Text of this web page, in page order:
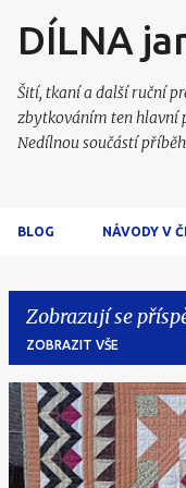
DÍLNA
Šití, tkaní a další ruční
zbytkováním ten hlavní
Nedílnou součástí
BLOG NÁVODY V
Zobrazují se
ZOBRAZIT VŠE
P
ř